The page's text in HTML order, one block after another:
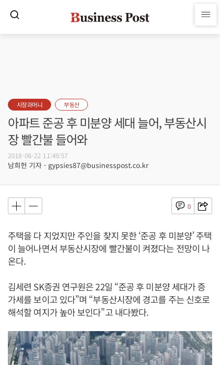
시장과머니 부동산
아파트 준공 후 미분양 세대 늘어, 부동산시
장 빨간불 들어와
2018-06-22 11:49:57
남희헌 기자 - gypsies87@businesspost.co.kr
0
주택을 다 지었지만 주인을 찾지 못한 ‘준공 후 미분양’ 주택
이 늘어나면서 부동산시장에 빨간불이 켜졌다는 전망이 나
온다.
김세련 SK증권 연구원은 22일 “준공 후 미분양 세대가 증
가세를 보이고 있다”며 “부동산시장에 경고를 주는 신호로
해석할 여지가 높아 보인다”고 내다봤다.